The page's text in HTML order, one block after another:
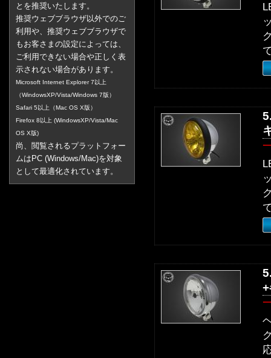
とを推奨いたします。
推奨ウェブブラウザ以外でのご
利用や、推奨ウェブブラウザで
もお客さまの設定によっては、
ご利用できない場合や正しく表
示されない場合があります。
Microsoft Internet Explorer 7以上
（WindowsXP/Vista/Windows 7版）
Safari 5以上（Mac OS X版）
Firefox 8以上 (WindowsXP/Vista/Mac
OS X版)
尚、閲覧されるプラットフォー
ムはPC (Windows/Mac)を対象
として最適化されています。